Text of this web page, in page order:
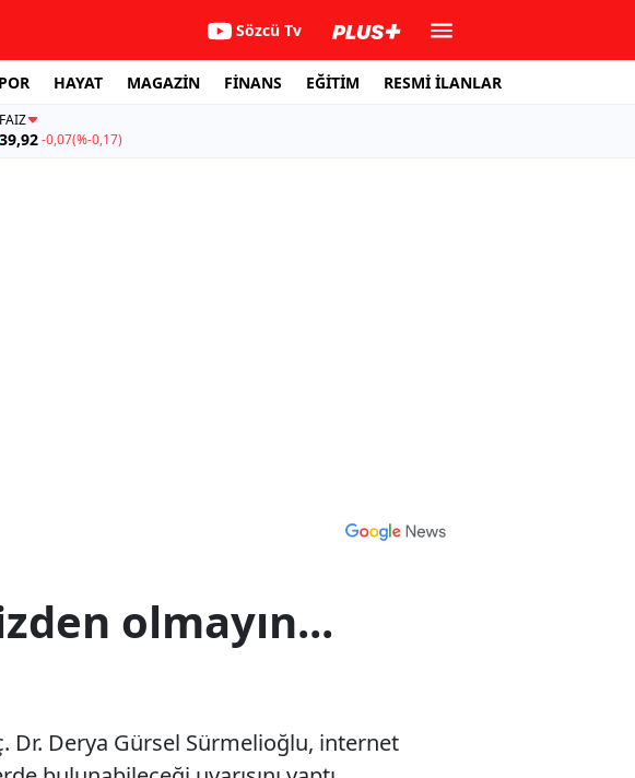
Sözcü Tv
HAYAT MAGAZİN FİNANS EĞİTİM RESMİ İLANLAR
FAİZ
39,92-0,07(%-0,17)
olmayın...
Dr. Derya Gürsel Sürmelioğlu, internet